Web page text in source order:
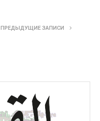
ПРЕДЫДУЩИЕ ЗАПИСИ